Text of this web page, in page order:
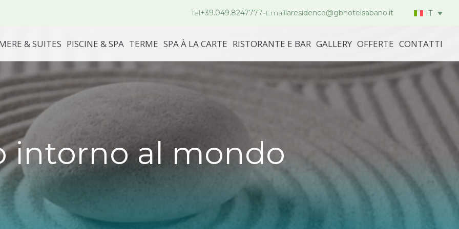
Tel+39.049.8247777-Emaillaresidence@gbhotelsabano.it IT
& SUITES PISCINE & SPA TERME SPA À LA CARTE RISTORANTE E BAR GALLERY OFFERTE CONTATTI
intorno al mondo